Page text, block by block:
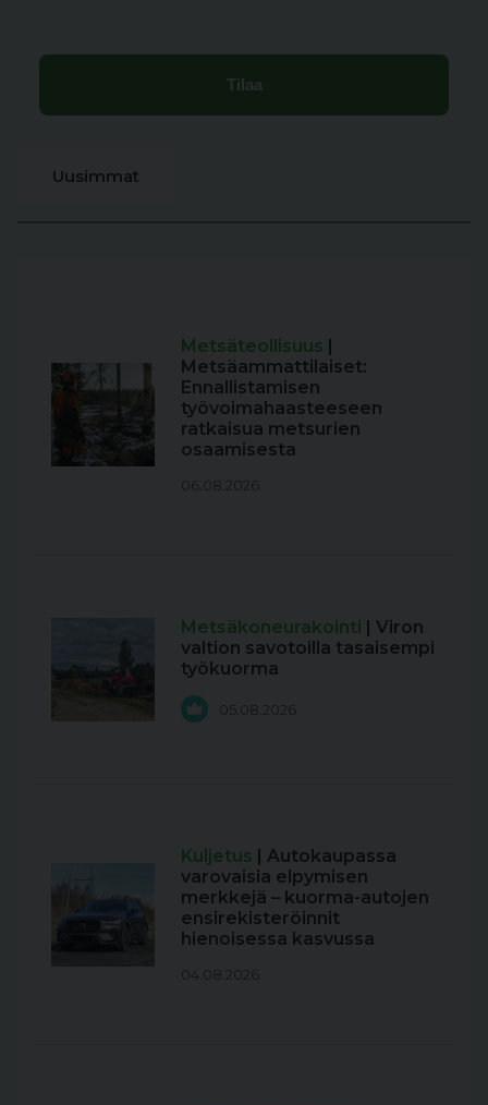
Uusimmat
Metsäteollisuus
Metsäammattilaiset:
Ennallistamisen
työvoimahaasteeseen
ratkaisua metsurien
osaamisesta
06.08.2026
Metsäkoneurakointi
| Viron
valtion savotoilla tasaisempi
työkuorma
05.08.2026
Kuljetus
| Autokaupassa
varovaisia elpymisen
merkkejä – kuorma-autojen
ensirekisteröinnit
hienoisessa kasvussa
04.08.2026